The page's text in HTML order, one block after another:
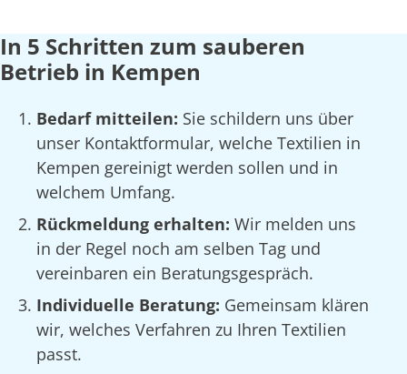
In 5 Schritten zum sauberen
Betrieb in Kempen
Bedarf mitteilen: Sie schildern uns über
unser Kontaktformular, welche Textilien in
Kempen gereinigt werden sollen und in
welchem Umfang.
Rückmeldung erhalten: Wir melden uns
in der Regel noch am selben Tag und
vereinbaren ein Beratungsgespräch.
Individuelle Beratung: Gemeinsam klären
wir, welches Verfahren zu Ihren Textilien
passt.